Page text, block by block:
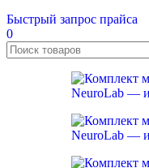
Быстрый запрос прайса
0